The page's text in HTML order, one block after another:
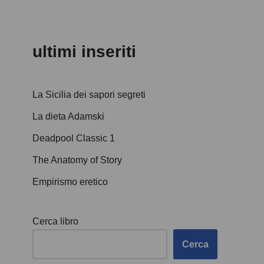
ultimi inseriti
La Sicilia dei sapori segreti
La dieta Adamski
Deadpool Classic 1
The Anatomy of Story
Empirismo eretico
Cerca libro
Cerca